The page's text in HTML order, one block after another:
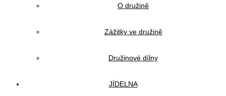
O družině
Zážitky ve družině
Družinové dílny
JÍDELNA